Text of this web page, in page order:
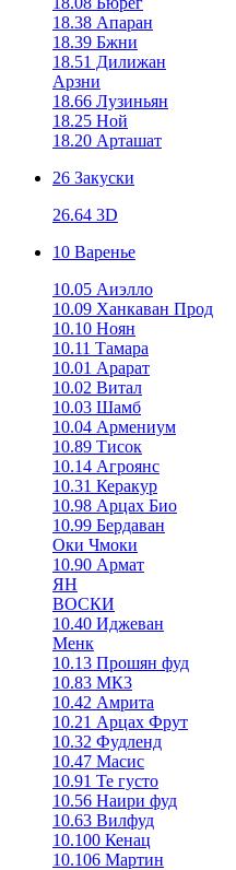
18.38 Апаран
18.39 Бжни
18.51 Дилижан
Арзни
18.66 Лузиньян
18.25 Ной
18.20 Арташат
26 Закуски
26.64 3D
10 Варенье
10.05 Аиэлло
10.09 Ханкаван Прод
10.10 Ноян
10.11 Тамара
10.01 Арарат
10.02 Витал
10.03 Шамб
10.04 Армениум
10.89 Тисок
10.14 Агроянс
10.31 Керакур
10.98 Арцах Био
10.99 Бердаван
Оки Чмоки
10.90 Армат
ЯН
ВОСКИ
10.40 Иджеван
Менк
10.13 Прошян фуд
10.83 МК3
10.42 Амрита
10.21 Арцах Фрут
10.32 Фудленд
10.47 Масис
10.91 Те густо
10.56 Наири фуд
10.63 Вилфуд
10.100 Кенац
10.106 Мартин